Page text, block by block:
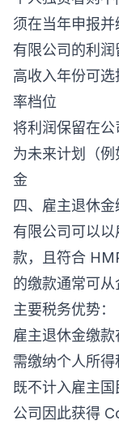
须在当年申报并
有限公司的利润
高收入年份可
率档位
将利润保留在
为未来计划（
金
四、雇主退休
有限公司可以
款，且符合
的缴款通常可从
主要税务优势：
雇主退休金缴
需缴纳个人所得
既不计入雇主
公司因此获得